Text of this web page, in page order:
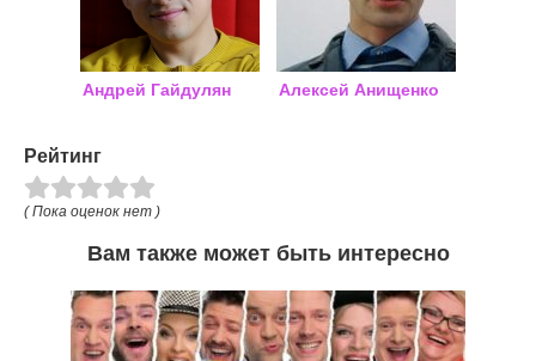
Андрей Гайдулян Алексей Анищенко
Рейтинг
( Пока оценок нет )
Вам также может быть интересно